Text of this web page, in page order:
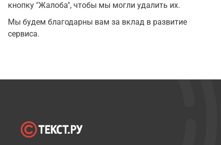
кнопку "Жалоба", чтобы мы могли удалить их.
Мы будем благодарны вам за вклад в развитие
сервиса.